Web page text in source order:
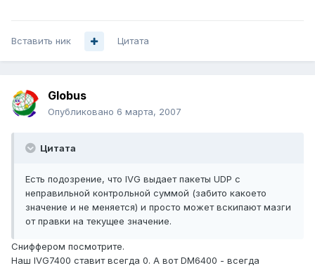
Вставить ник Цитата
Globus
Опубликовано 6 марта, 2007
Цитата
Есть подозрение, что IVG выдает пакеты UDP с
неправильной контрольной суммой (забито какоето
значение и не меняется) и просто может вскипают мазги
от правки на текущее значение.
Сниффером посмотрите.
Наш IVG7400 ставит всегда 0. А вот DM6400 - всегда